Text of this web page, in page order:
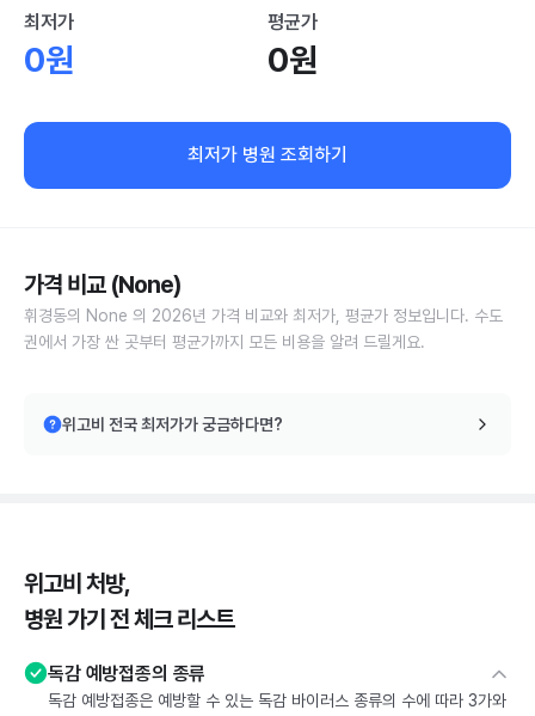
최저가
0원
평균가
0원
최저가 병원 조회하기
가격 비교 (None)
휘경동의 None 의 2026년 가격 비교와 최저가, 평균가 정보입니다. 수도
권에서 가장 싼 곳부터 평균가까지 모든 비용을 알려 드릴게요.
위고비 전국 최저가가 궁금하다면?
위고비 처방,
병원 가기 전 체크 리스트
독감 예방접종의 종류
독감 예방접종은 예방할 수 있는 독감 바이러스 종류의 수에 따라 3가와